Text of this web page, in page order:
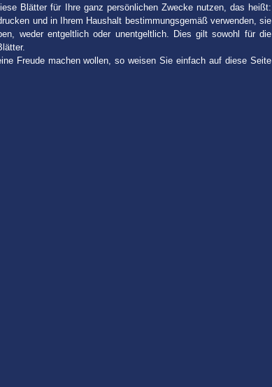
Blätter für Ihre ganz persön­lichen Zwecke nutzen, das heißt:
und in Ihrem Haushalt bestimmungs­gemäß ver­wenden, sie
weder entgeltlich oder unentgelt­lich. Dies gilt sowohl für die
Freude machen wollen, so weisen Sie einfach auf diese Seite